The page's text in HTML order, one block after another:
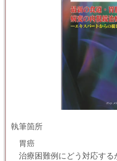
執筆箇所
胃癌
治療困難例にどう対応する